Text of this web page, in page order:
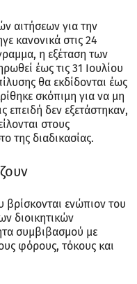
αιτήσεων για την
κανονικά στις 24
η εξέταση των
έως τις 31 Ιουλίου
θα εκδίδονται έως
σκόπιμη για να μη
δεν εξετάστηκαν,
στους
της διαδικασίας.
ενώπιον του
διοικητικών
συμβιβασμού με
φόρους, τόκους και